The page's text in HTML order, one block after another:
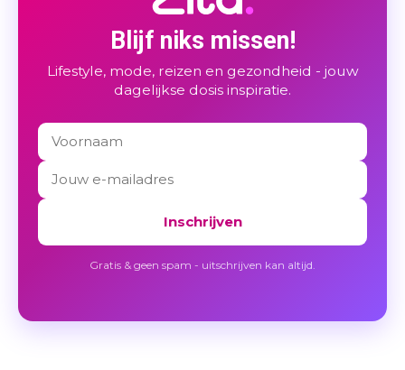
Blijf niks missen!
Lifestyle, mode, reizen en gezondheid - jouw
dagelijkse dosis inspiratie.
Inschrijven
Gratis & geen spam - uitschrijven kan altijd.